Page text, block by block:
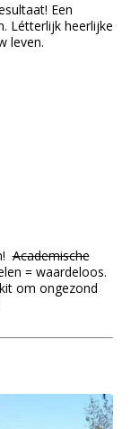
Een
Létterlijk heerlijke
leven.
Academische
= waardeloos.
om ongezond